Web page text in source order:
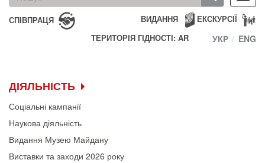
форма
Пошук
СПІВПРАЦЯ ЕКСКУРСІЇ
ВИДАННЯ
ТЕРИТОРІЯ ГІДНОСТІ: AR
УКР ENG
ДІЯЛЬНІСТЬ
Соціальні кампанії
Наукова діяльність
Видання Музею Майдану
Виставки та заходи 2026 року